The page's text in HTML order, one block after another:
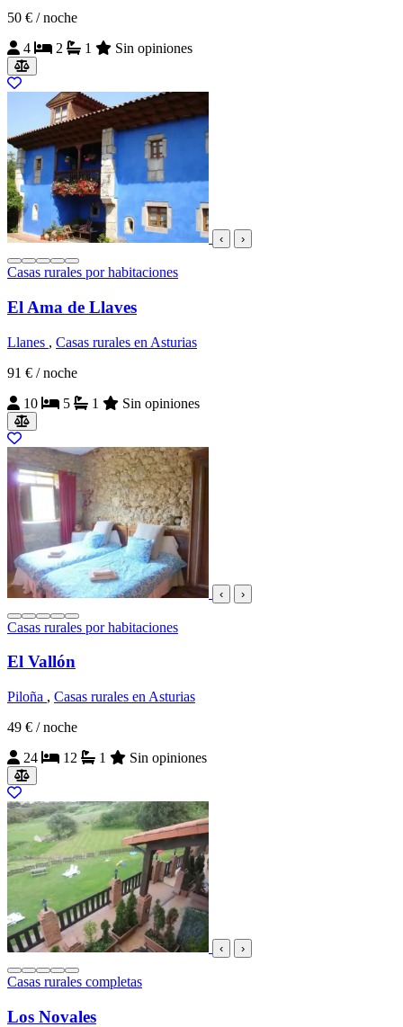
50 € / noche
4
2 1 Sin opiniones
‹ ›
Casas rurales por habitaciones
El Ama de Llaves
Llanes , Casas rurales en Asturias
91 € / noche
10
5 1 Sin opiniones
‹ ›
Casas rurales por habitaciones
El Vallón
Piloña , Casas rurales en Asturias
49 € / noche
24
12 1 Sin opiniones
‹ ›
Casas rurales completas
Los Novales